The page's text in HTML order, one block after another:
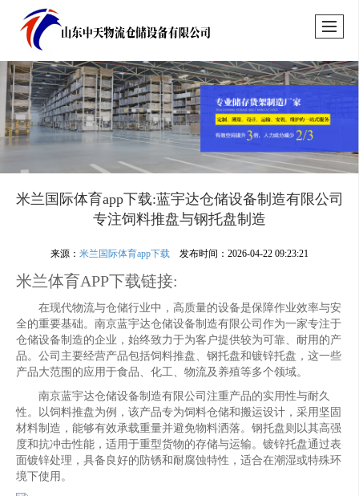
米兰国际体育app下载:蓝宇达仓储设备制造有限公司
专注饲料推盘与钢托盘制造
来源：米兰国际体育app下载 发布时间：2026-04-22 09:23:21
米兰体育APP下载链接:
在现代物流与仓储行业中，高质量的设备是保障作业效率与安
全的重要基础。南京蓝宇达仓储设备制造有限公司作为一家专注于
仓储设备制造的企业，始终致力于为客户提供较为可靠、耐用的产
品。公司主要经营产品包括饲料推盘、钢托盘和镀锌托盘，这一些
产品大范围的应用于食品、化工、物流及养殖等多个领域。
南京蓝宇达仓储设备制造有限公司注重产品的实用性与耐久
性。以饲料推盘为例，该产品专为饲料仓储和搬运设计，采用坚固
材料制造，能够有效承载重量并避免物料洒落。钢托盘则以其高强
度和抗冲击性能，适用于重型货物的存储与运输。镀锌托盘通过表
面镀锌处理，具备良好的防锈和耐腐蚀特性，适合在潮湿或特殊环
境下使用。